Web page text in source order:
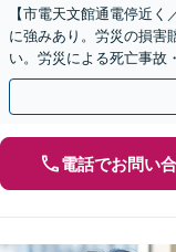
【市電天文館通電停近
に強みあり。労災の損害
い。労災による死亡事故
【休日相談可能（要予約
電話でお問い